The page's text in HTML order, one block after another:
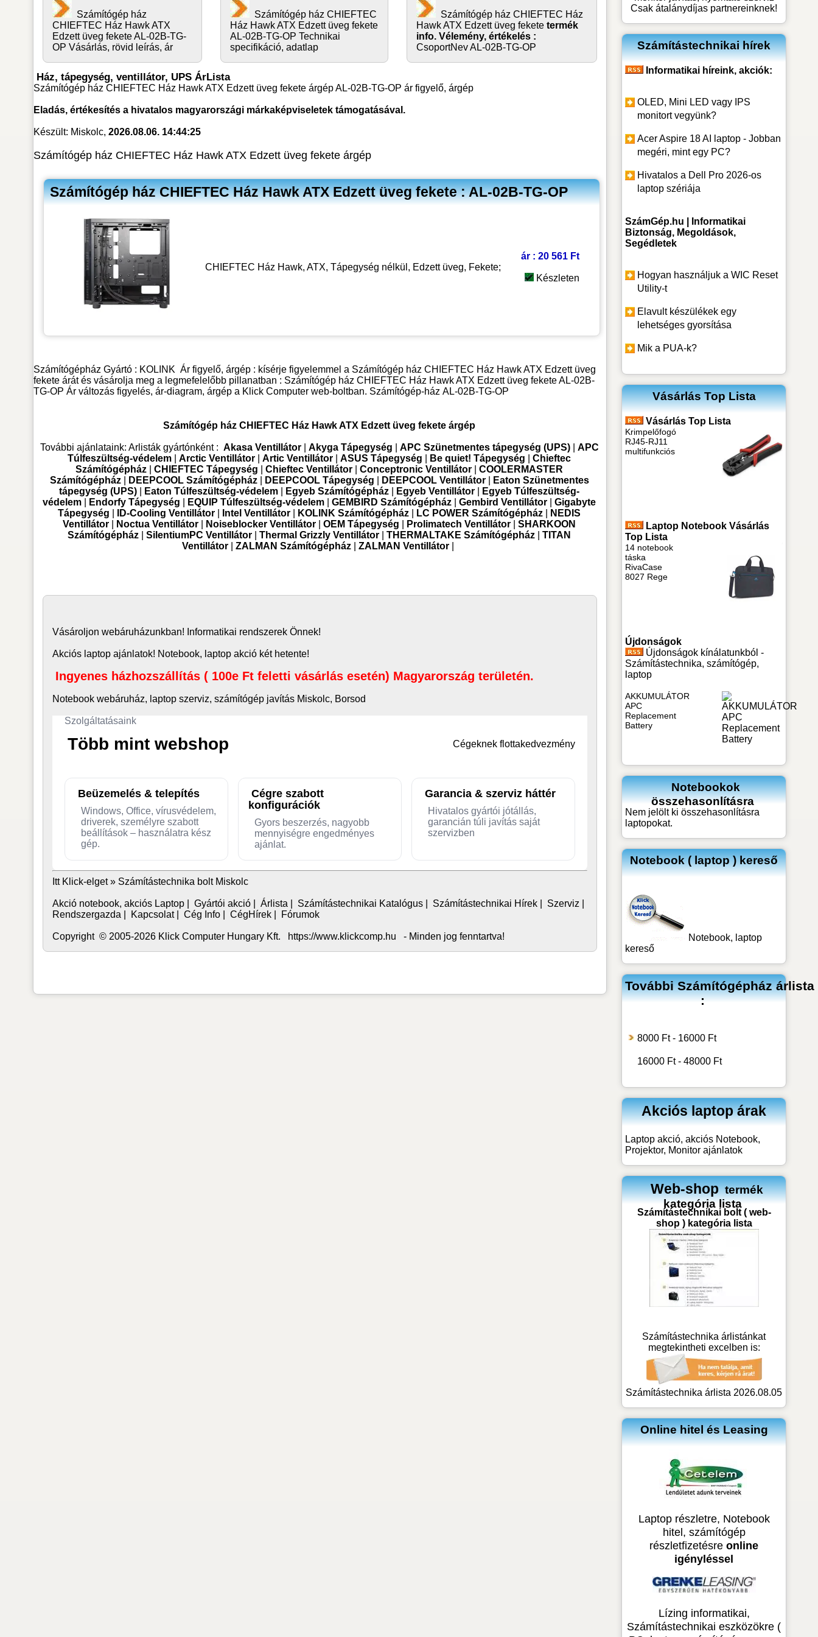
Számítógép ház
CHIEFTEC Ház Hawk ATX
Edzett üveg fekete AL-02B-TG-
OP Vásárlás, rövid leírás, ár
Számítógép ház CHIEFTEC
Ház Hawk ATX Edzett üveg fekete
AL-02B-TG-OP Technikai
specifikáció, adatlap
Számítógép ház CHIEFTEC Ház
Hawk ATX Edzett üveg fekete termék
info. Vélemény, értékelés :
CsoportNev AL-02B-TG-OP
Ház, tápegység, ventillátor, UPS ÁrLista
Számítógép ház CHIEFTEC Ház Hawk ATX Edzett üveg fekete árgép AL-02B-TG-OP ár figyelő, árgép
Eladás, értékesítés a hivatalos magyarországi márkaképviseletek támogatásával.
Készült: Miskolc, 2026.08.06. 14:44:25
Számítógép ház CHIEFTEC Ház Hawk ATX Edzett üveg fekete árgép
Számítógép ház CHIEFTEC Ház Hawk ATX Edzett üveg fekete : AL-02B-TG-OP
CHIEFTEC Ház Hawk, ATX, Tápegység nélkül, Edzett üveg, Fekete;
ár : 20 561 Ft
Készleten
Számítógépház Gyártó : KOLINK Ár figyelő, árgép : kísérje figyelemmel a Számítógép ház CHIEFTEC Ház Hawk ATX Edzett üveg
fekete árát és vásárolja meg a legmefelelőbb pillanatban : Számítógép ház CHIEFTEC Ház Hawk ATX Edzett üveg fekete AL-02B-
TG-OP Ár változás figyelés, ár-diagram, árgép a Klick Computer web-boltban. Számítógép-ház AL-02B-TG-OP
Számítógép ház CHIEFTEC Ház Hawk ATX Edzett üveg fekete árgép
További ajánlataink: Arlisták gyártónként : Akasa Ventillátor| Akyga Tápegység APC Szünetmentes tápegység (UPS)| APC
Túlfeszültség-védelem |Arctic Ventillátor |Artic Ventillátor |ASUS Tápegység Be quiet! Tápegység |Chieftec
Számítógépház |CHIEFTEC Tápegység |Chieftec Ventillátor |Conceptronic Ventillátor |COOLERMASTER
Számítógépház| DEEPCOOL Számítógépház| DEEPCOOL Tápegység DEEPCOOL Ventillátor|
Eaton Szünetmentes
tápegység (UPS)
Eaton Túlfeszültség-védelem Egyeb Számítógépház Egyeb Ventillátor
Egyeb Túlfeszültség-
védelem
Endorfy Tápegység EQUIP Túlfeszültség-védelem |GEMBIRD Számítógépház |Gembird Ventillátor |Gigabyte
Tápegység
ID-Cooling Ventillátor Intel Ventillátor KOLINK Számítógépház LC POWER Számítógépház
NEDIS
Ventillátor
Noctua Ventillátor Noiseblocker Ventillátor |OEM Tápegység Prolimatech Ventillátor |SHARKOON
Számítógépház |SilentiumPC Ventillátor |Thermal Grizzly Ventillátor |THERMALTAKE Számítógépház |TITAN
Ventillátor |ZALMAN Számítógépház |ZALMAN Ventillátor
Vásároljon webáruházunkban! Informatikai rendszerek Önnek!
Akciós laptop ajánlatok! Notebook, laptop akció két hetente!
Ingyenes házhozszállítás ( 100e Ft feletti vásárlás esetén) Magyarország területén.
Notebook webáruház, laptop szerviz, számítógép javítás Miskolc, Borsod
Szolgáltatásaink
Több mint webshop Cégeknek flottakedvezmény
Beüzemelés & telepítés
Windows, Office, vírusvédelem,
driverek, személyre szabott
beállítások – használatra kész
gép.
Cégre szabott
konfigurációk
Gyors beszerzés, nagyobb
mennyiségre engedményes
ajánlat.
Garancia & szerviz háttér
Hivatalos gyártói jótállás,
garancián túli javítás saját
szervizben
Itt Klick-elget » Számítástechnika bolt Miskolc
Akció notebook, akciós Laptop| Gyártói akció| Árlista Számítástechnikai Katalógus| Számítástechnikai Hírek| Szerviz
Rendszergazda
Kapcsolat| Cég Info| CégHírek| Fórumok
Copyright © 2005-2026 Klick Computer Hungary Kft. https://www.klickcomp.hu - Minden jog fenntartva!
Csak átalánydíjas partnereinknek!
Számítástechnikai hírek
Informatikai híreink, akciók:
OLED, Mini LED vagy IPS
monitort vegyünk?
Acer Aspire 18 AI laptop - Jobban
megéri, mint egy PC?
Hivatalos a Dell Pro 2026-os
laptop szériája
SzámGép.hu | Informatikai
Biztonság, Megoldások,
Segédletek
Hogyan használjuk a WIC Reset
Utility-t
Elavult készülékek egy
lehetséges gyorsítása
Mik a PUA-k?
Vásárlás Top Lista
Vásárlás Top Lista
Krimpelőfogó
RJ45-RJ11
multifunkciós
Laptop Notebook Vásárlás
Top Lista
14 notebook
táska
RivaCase
8027 Rege
Újdonságok
Újdonságok kínálatunkból -
Számítástechnika, számítógép,
laptop
AKKUMULÁTOR
APC
Replacement
Battery
Notebookok
összehasonlításra
Nem jelölt ki összehasonlításra
laptopokat.
Notebook ( laptop ) kereső
Notebook, laptop
kereső
TovábbiSzámítógépházárlista
:
8000 Ft - 16000 Ft
16000 Ft - 48000 Ft
Akciós laptop árak
Laptop akció, akciós Notebook,
Projektor, Monitor ajánlatok
Web-shop termék
kategória lista
Számítástechnikai bolt ( web-
shop ) kategória lista
Számítástechnika árlistánkat
megtekintheti excelben is:
Számítástechnika árlista 2026.08.05
Online hitel és Leasing
Laptop részletre, Notebook
hitel, számítógép
részletfizetésreonline
igényléssel
Lízing informatikai,
Számítástechnikai eszközökre (